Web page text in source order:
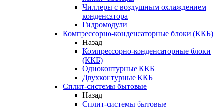
Чиллеры с воздушным охлаждением
конденсатора
Гидромодули
Компрессорно-конденсаторные блоки (ККБ)
Назад
Компрессорно-конденсаторные блоки
(ККБ)
Одноконтурные ККБ
Двухконтурные ККБ
Сплит-системы бытовые
Назад
Сплит-системы бытовые